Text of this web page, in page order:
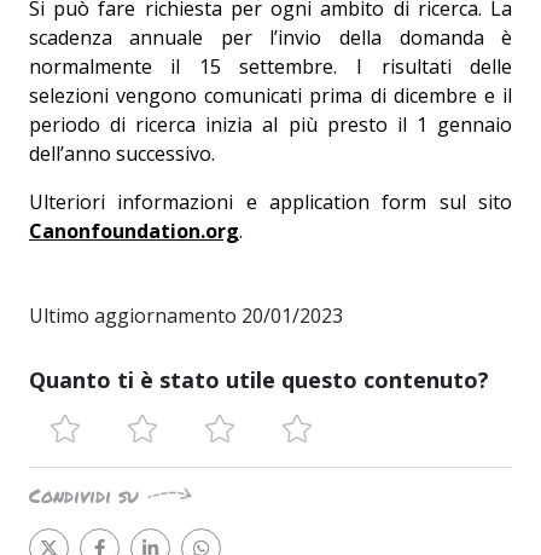
Si può fare richiesta per ogni ambito di ricerca. La
scadenza annuale per l’invio della domanda è
normalmente il 15 settembre. I risultati delle
selezioni vengono comunicati prima di dicembre e il
periodo di ricerca inizia al più presto il 1 gennaio
dell’anno successivo.
Ulteriori informazioni e application form sul sito
Canonfoundation.org.
Ultimo aggiornamento 20/01/2023
Quanto ti è stato utile questo contenuto?
Condividi su